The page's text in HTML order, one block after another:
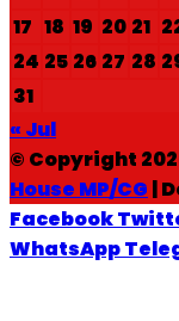
17 18 19 20 21
24 25 26 27 28
31
« Jul
© Copyright
House MP/CG |
Facebook
WhatsApp